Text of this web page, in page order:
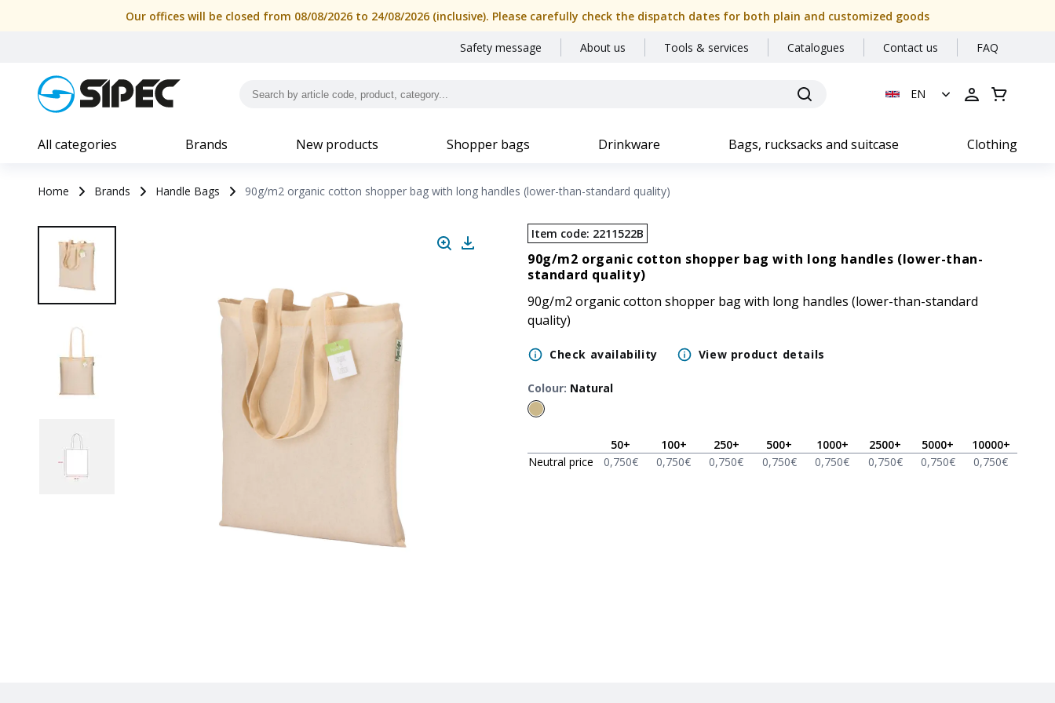
Our offices will be closed from 08/08/2026 to 24/08/2026 (inclusive). Please carefully check the dispatch dates for both plain and customized goods
Safety message About us Tools & services Catalogues Contact us FAQ
EN
All categories Brands New products Shopper bags Drinkware Bags, rucksacks and suitcase Clothing
Home Brands Handle Bags 90g/m2 organic cotton shopper bag with long handles (lower-than-standard quality)
Item code: 2211522B
90g/m2 organic cotton shopper bag with long handles (lower-than-
standard quality)
90g/m2 organic cotton shopper bag with long handles (lower-than-standard
quality)
Check availability View product details
Colour: Natural
50+ 100+ 250+ 500+ 1000+ 2500+ 5000+ 10000+
Neutral price
0,750€ 0,750€ 0,750€ 0,750€ 0,750€ 0,750€ 0,750€ 0,750€